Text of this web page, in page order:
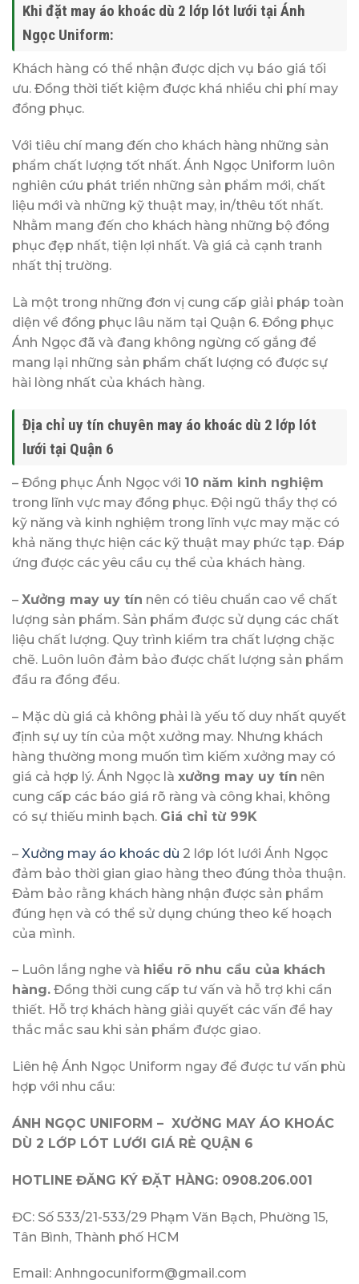
Khi đặt may áo khoác dù 2 lớp lót lưới tại Ánh
Ngọc Uniform:
Khách hàng có thể nhận được dịch vụ báo giá tối
ưu. Đồng thời tiết kiệm được khá nhiều chi phí may
đồng phục.
Với tiêu chí mang đến cho khách hàng những sản
phẩm chất lượng tốt nhất. Ánh Ngọc Uniform luôn
nghiên cứu phát triển những sản phẩm mới, chất
liệu mới và những kỹ thuật may, in/thêu tốt nhất.
Nhằm mang đến cho khách hàng những bộ đồng
phục đẹp nhất, tiện lợi nhất. Và giá cả cạnh tranh
nhất thị trường.
Là một trong những đơn vị cung cấp giải pháp toàn
diện về đồng phục lâu năm tại Quận 6. Đồng phục
Ánh Ngọc đã và đang không ngừng cố gắng để
mang lại những sản phẩm chất lượng có được sự
hài lòng nhất của khách hàng.
Địa chỉ uy tín chuyên may áo khoác dù 2 lớp lót
lưới tại Quận 6
– Đồng phục Ánh Ngọc với 10 năm kinh nghiệm
trong lĩnh vực may đồng phục. Đội ngũ thầy thợ có
kỹ năng và kinh nghiệm trong lĩnh vực may mặc có
khả năng thực hiện các kỹ thuật may phức tạp. Đáp
ứng được các yêu cầu cụ thể của khách hàng.
– Xưởng may uy tín nên có tiêu chuẩn cao về chất
lượng sản phẩm. Sản phẩm được sử dụng các chất
liệu chất lượng. Quy trình kiểm tra chất lượng chặc
chẽ. Luôn luôn đảm bảo được chất lượng sản phẩm
đầu ra đồng đều.
– Mặc dù giá cả không phải là yếu tố duy nhất quyết
định sự uy tín của một xưởng may. Nhưng khách
hàng thường mong muốn tìm kiếm xưởng may có
giá cả hợp lý. Ánh Ngọc là xưởng may uy tín nên
cung cấp các báo giá rõ ràng và công khai, không
có sự thiếu minh bạch. Giá chỉ từ 99K
– Xưởng may áo khoác dù 2 lớp lót lưới Ánh Ngọc
đảm bảo thời gian giao hàng theo đúng thỏa thuận.
Đảm bảo rằng khách hàng nhận được sản phẩm
đúng hẹn và có thể sử dụng chúng theo kế hoạch
của mình.
– Luôn lắng nghe và hiểu rõ nhu cầu của khách
hàng. Đồng thời cung cấp tư vấn và hỗ trợ khi cần
thiết. Hỗ trợ khách hàng giải quyết các vấn đề hay
thắc mắc sau khi sản phẩm được giao.
Liên hệ Ánh Ngọc Uniform ngay để được tư vấn phù
hợp với nhu cầu:
ÁNH NGỌC UNIFORM – XƯỞNG MAY ÁO KHOÁC
DÙ 2 LỚP LÓT LƯỚI GIÁ RẺ QUẬN 6
HOTLINE ĐĂNG KÝ ĐẶT HÀNG: 0908.206.001
ĐC: Số 533/21-533/29 Phạm Văn Bạch, Phường 15,
Tân Bình, Thành phố HCM
Email: Anhngocuniform@gmail.com